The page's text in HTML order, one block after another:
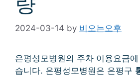
2024-03-14 by 비오는오후
은평성모병원의 주차 이용요금
습니다. 은평성모병원은 은평구